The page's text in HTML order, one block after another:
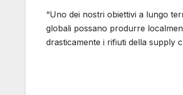
“Uno dei nostri obiettivi a lungo
globali possano produrre
drasticamente i rifiuti della supply